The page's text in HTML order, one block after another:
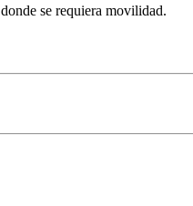
se requiera movilidad.